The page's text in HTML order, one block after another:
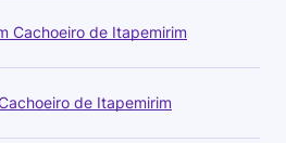
Cachoeiro de Itapemirim
de Itapemirim